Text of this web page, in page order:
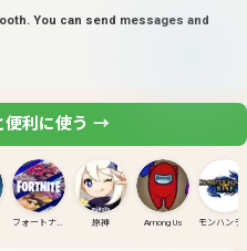
You can send messages and
便利に使う →
フォートナイト 原神 Among Us